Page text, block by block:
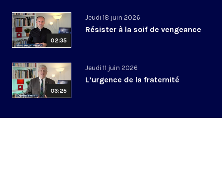
02:35
Jeudi 18 juin 2026
Résister à la soif de vengeance
03:25
Jeudi 11 juin 2026
L’urgence de la fraternité